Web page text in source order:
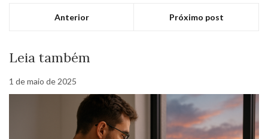
Anterior Próximo post
Leia também
1 de maio de 2025